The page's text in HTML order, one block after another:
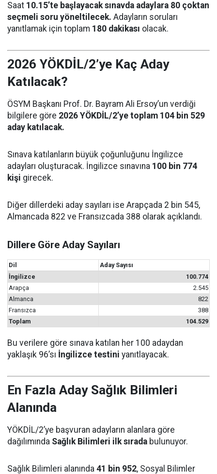
Saat 10.15’te başlayacak sınavda adaylara 80 çoktan
seçmeli soru yöneltilecek. Adayların soruları
yanıtlamak için toplam 180 dakikası olacak.
2026 YÖKDİL/2’ye Kaç Aday
Katılacak?
ÖSYM Başkanı Prof. Dr. Bayram Ali Ersoy’un verdiği
bilgilere göre 2026 YÖKDİL/2’ye toplam 104 bin 529
aday katılacak.
Sınava katılanların büyük çoğunluğunu İngilizce
adayları oluşturacak. İngilizce sınavına 100 bin 774
kişi girecek.
Diğer dillerdeki aday sayıları ise Arapçada 2 bin 545,
Almancada 822 ve Fransızcada 388 olarak açıklandı.
Dillere Göre Aday Sayıları
Dil
Aday Sayısı
İngilizce
100.774
Arapça
2.545
Almanca
822
Fransızca
388
Toplam
104.529
Bu verilere göre sınava katılan her 100 adaydan
yaklaşık 96’sı İngilizce testini yanıtlayacak.
En Fazla Aday Sağlık Bilimleri
Alanında
YÖKDİL/2’ye başvuran adayların alanlara göre
dağılımında Sağlık Bilimleri ilk sırada bulunuyor.
Sağlık Bilimleri alanında 41 bin 952, Sosyal Bilimler